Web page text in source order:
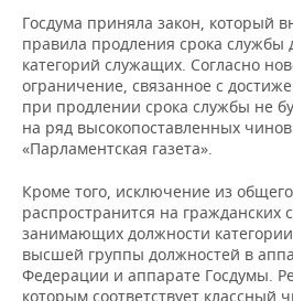
ЭНЕРГЕТИКА
ТЕЛЕКОММУНИКАЦИИ
БИЗНЕС-БРАНЧИ
ONLINE-КОНФЕРЕНЦИИ
ОТКРЫТАЯ ЛЕКЦИЯ
ФУТБОЛ
ХОККЕЙ
БАСКЕТБОЛ
ВОЛЕЙБОЛ
КИБЕРСПОРТ
ОБЩЕСТВО
НОВОСТИ ОБЩЕСТВА
ВЛАСТЬ
ИНФРАСТРУКТУРА
ИСТОРИЯ
КУЛЬТУРА
ФОТОГАЛЕРЕЯ
СЮЖЕТЫ
СПРАВОЧНИК
СПИСОК ПЕРСОН
СПИСОК КОМПАНИЙ
ПОЛНАЯ ВЕРСИЯ
Госдума приняла закон, который
правила продления срока службы
категорий служащих. Согласно
ограничение, связанное с
при продлении срока службы не
на ряд высокопоставленных
«Парламентская газета».
Кроме того, исключение из
распространится на гражданских
занимающих должности категории
высшей группы должностей в
Федерации и аппарате Госдумы.
которым соответствует классный